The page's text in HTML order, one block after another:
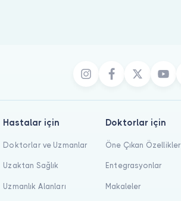
Hastalar için
Doktorlar ve Uzmanlar
Uzaktan Sağlık
Uzmanlık Alanları
Doktorlar için
Öne Çıkan Özellikler
Entegrasyonlar
Makaleler